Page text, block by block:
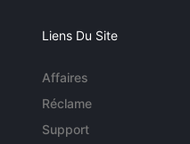
Liens Du Site
Affaires
Réclame
Support